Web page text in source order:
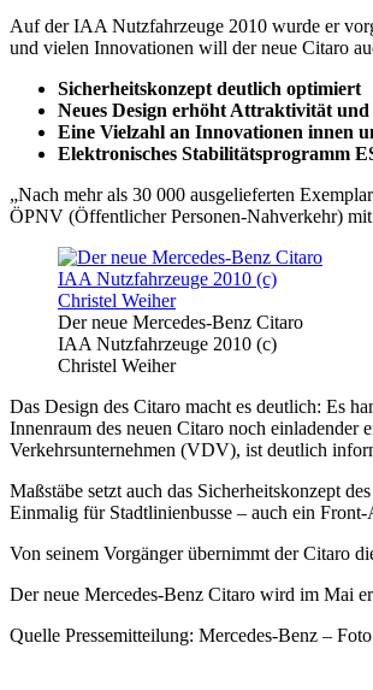
Auf der IAA Nutzfahrzeuge 2010 wurde er
und vielen Innovationen will der neue Citaro
Sicherheitskonzept deutlich optimiert
Neues Design erhöht Attraktivität
Eine Vielzahl an Innovationen innen
Elektronisches Stabilitätsprogramm
„Nach mehr als 30 000 ausgelieferten
ÖPNV (Öffentlicher Personen-Nahverkehr)
Der neue Mercedes-Benz Citaro
IAA Nutzfahrzeuge 2010 (c)
Christel Weiher
Das Design des Citaro macht es deutlich: Es
Innenraum des neuen Citaro noch einladender
Verkehrsunternehmen (VDV), ist deutlich
Maßstäbe setzt auch das Sicherheitskonzept
Einmalig für Stadtlinienbusse – auch ein
Von seinem Vorgänger übernimmt der Citaro
Der neue Mercedes-Benz Citaro wird im Mai
Quelle Pressemitteilung: Mercedes-Benz –